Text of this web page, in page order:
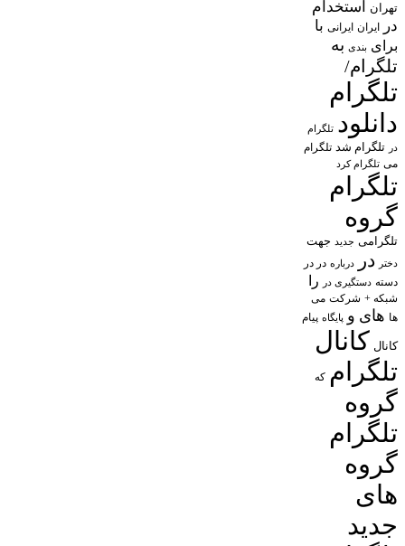
تهران
استخدام
در
ایران ایرانی با
برای بندی به
تلگرام/
تلگرام
دانلود تلگرام
در تلگرام شد تلگرام
می تلگرام کرد
تلگرام
گروه
تلگرامی جدید جهت
دختر در درباره در در
دسته دستگیری در را
شبکه + شرکت می
ها های و پایگاه پیام
کانال کانال
تلگرام که
گروه
تلگرام
گروه
های
جدید